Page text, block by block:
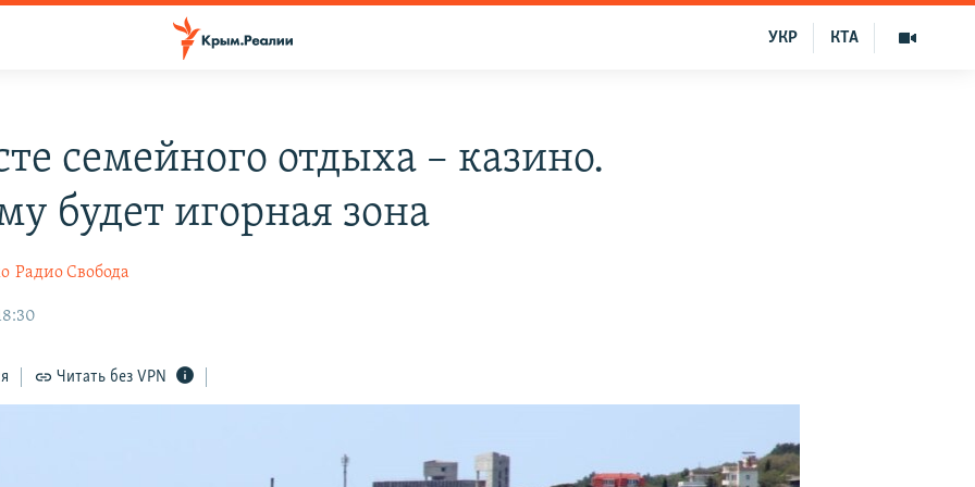
КТА
УКР
семейного отдыха – казино.
будет игорная зона
Радио Свобода
Читать без VPN